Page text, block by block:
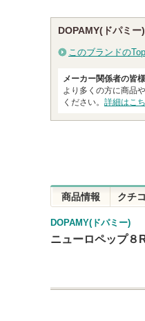
DOPAMY(ドパミー
このブランドの
メーカー関係者の皆
より多くの方に商品
ください。 詳細はこ
商品情報 クチ
DOPAMY(ドパミー)
ニューロペップ８